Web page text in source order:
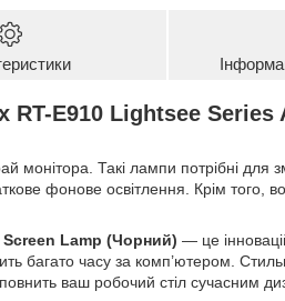
RT-E910 Lightsee
монітора. Такі лампи потрібні
фонове освітлення. Крім того,
Lamp (Чорний) — це
багато часу за комп’ютером.
ваш робочий стіл сучасним